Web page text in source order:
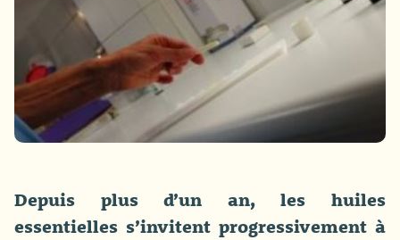
Depuis plus d’un an, les huiles
essentielles s’invitent progressivement à